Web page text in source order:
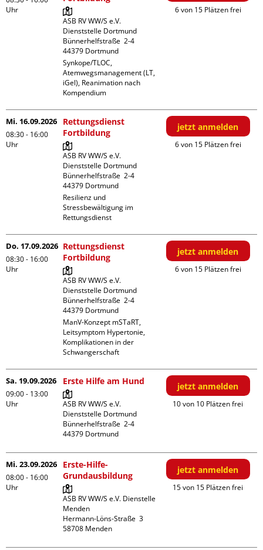
Uhr
ASB RV WW/S e.V.
Dienststelle Dortmund
Bünnerhelfstraße  2-4
Synkope/TLOC,
Atemwegsmanagement (LT,
iGel), Reanimation nach
Kompendium
6 von 15 Plätzen frei
Mi. 16.09.2026
08:30 - 16:00
Uhr
Rettungsdienst
Fortbildung
ASB RV WW/S e.V.
Dienststelle Dortmund
Bünnerhelfstraße  2-4
Resilienz und
Stressbewältigung im
Rettungsdienst
jetzt anmelden
6 von 15 Plätzen frei
Do. 17.09.2026
08:30 - 16:00
Uhr
Rettungsdienst
Fortbildung
ASB RV WW/S e.V.
Dienststelle Dortmund
Bünnerhelfstraße  2-4
ManV-Konzept mSTaRT,
Leitsymptom Hypertonie,
Komplikationen in der
Schwangerschaft
jetzt anmelden
6 von 15 Plätzen frei
Sa. 19.09.2026
09:00 - 13:00
Uhr
Erste Hilfe am Hund
ASB RV WW/S e.V.
Dienststelle Dortmund
Bünnerhelfstraße  2-4
jetzt anmelden
10 von 10 Plätzen frei
Mi. 23.09.2026
08:00 - 16:00
Uhr
Erste-Hilfe-
Grundausbildung
ASB RV WW/S e.V. Dienstelle
Menden
Hermann-Löns-Straße  3
jetzt anmelden
15 von 15 Plätzen frei